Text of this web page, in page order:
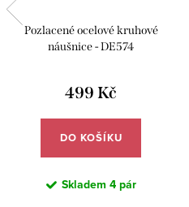
Pozlacené ocelové kruhové
náušnice - DE574
499 Kč
DO KOŠÍKU
Skladem 4 pár